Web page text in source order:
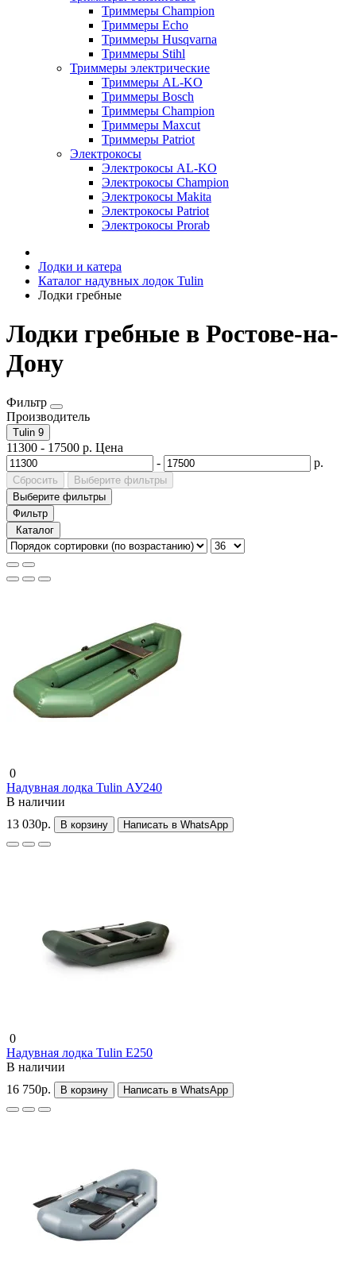
Триммеры Champion
Триммеры Echo
Триммеры Husqvarna
Триммеры Stihl
Триммеры электрические
Триммеры AL-KO
Триммеры Bosch
Триммеры Champion
Триммеры Maxcut
Триммеры Patriot
Электрокосы
Электрокосы AL-KO
Электрокосы Champion
Электрокосы Makita
Электрокосы Patriot
Электрокосы Prorab
Лодки и катера
Каталог надувных лодок Tulin
Лодки гребные
Лодки гребные в Ростове-на-
Дону
Фильтр
Производитель
Tulin 9
11300 - 17500 р. Цена
-
р.
Сбросить
Выберите фильтры
Выберите фильтры
Фильтр
Каталог
0
Надувная лодка Tulin АУ240
В наличии
13 030р.
В корзину Написать в WhatsApp
0
Надувная лодка Tulin Е250
В наличии
16 750р.
В корзину Написать в WhatsApp